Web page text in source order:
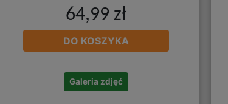
64,99 zł
DO KOSZYKA
Galeria zdjęć